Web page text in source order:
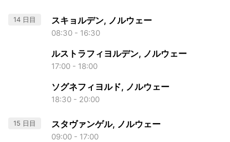
14 日目 スキョルデン, ノルウェー
08:30 - 16:30
ルストラフィヨルデン, ノルウェー
17:00 - 18:00
ソグネフィヨルド, ノルウェー
18:30 - 20:00
15 日目 スタヴァンゲル, ノルウェー
09:00 - 17:00